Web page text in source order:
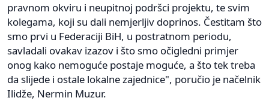
pravnom okviru i neupitnoj podršci projektu, te svim
kolegama, koji su dali nemjerljiv doprinos. Čestitam što
smo prvi u Federaciji BiH, u postratnom periodu,
savladali ovakav izazov i što smo očigledni primjer
onog kako nemoguće postaje moguće, a što tek treba
da slijede i ostale lokalne zajednice", poručio je načelnik
Ilidže, Nermin Muzur.